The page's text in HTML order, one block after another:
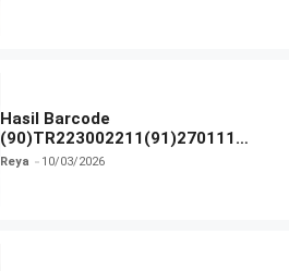
Hasil Barcode
(90)TR223002211(91)270111
dan Izin BPOM
Reya 10/03/2026